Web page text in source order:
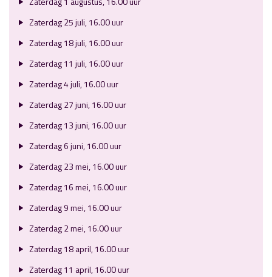
Zaterdag 25 juli, 16.00 uur
Zaterdag 18 juli, 16.00 uur
Zaterdag 11 juli, 16.00 uur
Zaterdag 4 juli, 16.00 uur
Zaterdag 27 juni, 16.00 uur
Zaterdag 13 juni, 16.00 uur
Zaterdag 6 juni, 16.00 uur
Zaterdag 23 mei, 16.00 uur
Zaterdag 16 mei, 16.00 uur
Zaterdag 9 mei, 16.00 uur
Zaterdag 2 mei, 16.00 uur
Zaterdag 18 april, 16.00 uur
Zaterdag 11 april, 16.00 uur